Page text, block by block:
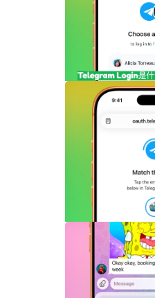
频内容完整指南
一键登录功能全面解
Telegram机器人流
复实时生成体验升级